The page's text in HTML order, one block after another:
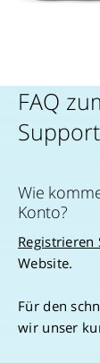
FAQ
Support
Wie
Konto?
Registrieren
Website.
Für den
wir unser